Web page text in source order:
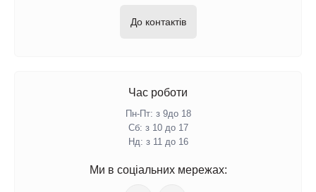
До контактів
Час роботи
Пн-Пт: з 9до 18
Сб: з 10 до 17
Нд: з 11 до 16
Ми в соціальних мережах: